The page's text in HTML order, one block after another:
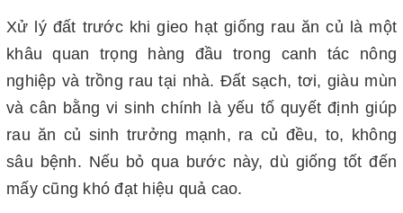
Xử lý đất trước khi gieo hạt giống rau ăn củ là một
khâu quan trọng hàng đầu trong canh tác nông
nghiệp và trồng rau tại nhà. Đất sạch, tơi, giàu mùn
và cân bằng vi sinh chính là yếu tố quyết định giúp
rau ăn củ sinh trưởng mạnh, ra củ đều, to, không
sâu bệnh. Nếu bỏ qua bước này, dù giống tốt đến
mấy cũng khó đạt hiệu quả cao.